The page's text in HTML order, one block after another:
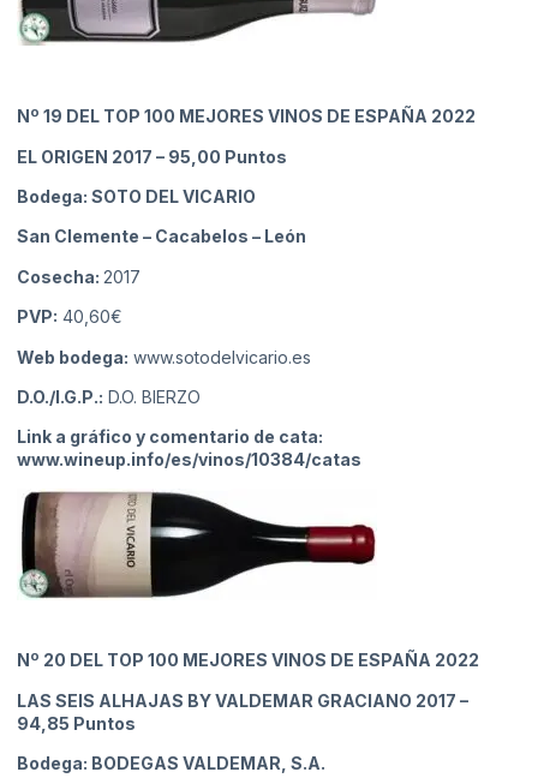
Nº 19 DEL TOP 100 MEJORES VINOS DE ESPAÑA 2022
EL ORIGEN 2017 – 95,00 Puntos
Bodega: SOTO DEL VICARIO
San Clemente – Cacabelos – León
Cosecha: 2017
PVP: 40,60€
Web bodega: www.sotodelvicario.es
D.O./I.G.P.: D.O. BIERZO
Link a gráfico y comentario de cata:
www.wineup.info/es/vinos/10384/catas
Nº 20 DEL TOP 100 MEJORES VINOS DE ESPAÑA 2022
LAS SEIS ALHAJAS BY VALDEMAR GRACIANO 2017 –
94,85 Puntos
Bodega: BODEGAS VALDEMAR, S.A.